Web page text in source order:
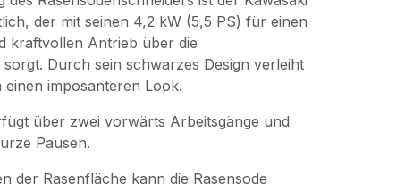
der mit seinen 4,2 kW (5,5 PS) für einen
kraftvollen Antrieb über die
Durch sein schwarzes Design verleiht
imposanteren Look.
über zwei vorwärts Arbeitsgänge und
Pausen.
der Rasenfläche kann die Rasensode